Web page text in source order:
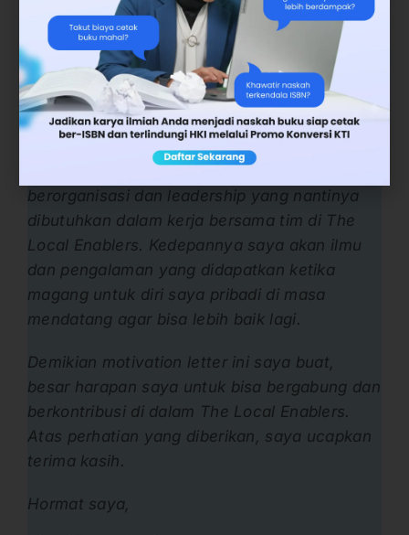
tahun menempuh pendidikan saya dibekali
dengan keterampilan praktek langsung di
lapangan dan ilmu secara teori yang sangat
penting untuk kegiatan kepenulisan.
Oleh sebab itu, saya mengajukan diri sebagai
peserta magang di The Local Enablers.
Dimana saya juga memiliki pengalaman
berorganisasi dan leadership yang nantinya
dibutuhkan dalam kerja bersama tim di The
Local Enablers. Kedepannya saya akan ilmu
dan pengalaman yang didapatkan ketika
magang untuk diri saya pribadi di masa
mendatang agar bisa lebih baik lagi.
Demikian motivation letter ini saya buat,
besar harapan saya untuk bisa bergabung dan
berkontribusi di dalam The Local Enablers.
Atas perhatian yang diberikan, saya ucapkan
terima kasih.
Hormat saya,